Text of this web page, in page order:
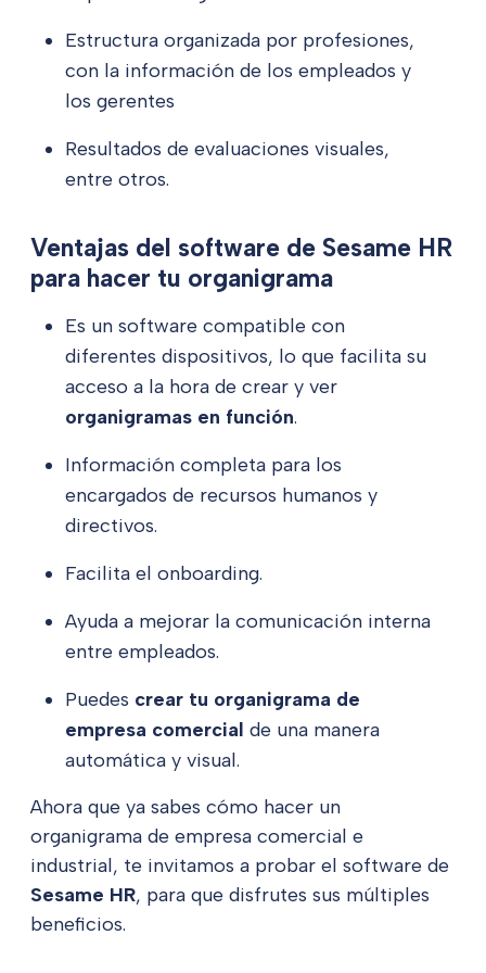
Estructura organizada por profesiones,
con la información de los empleados y
los gerentes
Resultados de evaluaciones visuales,
entre otros.
Ventajas del software de Sesame HR
para hacer tu organigrama
Es un software compatible con
diferentes dispositivos, lo que facilita su
acceso a la hora de crear y ver
organigramas en función.
Información completa para los
encargados de recursos humanos y
directivos.
Facilita el onboarding.
Ayuda a mejorar la comunicación interna
entre empleados.
Puedes crear tu organigrama de
empresa comercial de una manera
automática y visual.
Ahora que ya sabes cómo hacer un
organigrama de empresa comercial e
industrial, te invitamos a probar el software de
Sesame HR, para que disfrutes sus múltiples
beneficios.